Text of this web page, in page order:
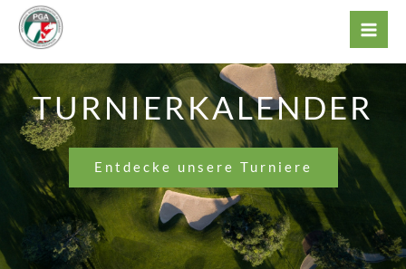
Zum
Inhalt
springen
TURNIERKALENDER
Entdecke unsere Turniere